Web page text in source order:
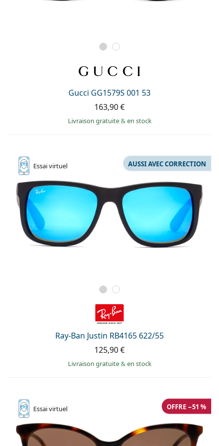
Gucci GG1579S 001 53
163,90 €
Livraison gratuite& en stock
Essaivirtuel
Ray-Ban Justin RB4165 622/55
AUSSI AVEC CORRECTION
125,90 €
Livraison gratuite& en stock
Essaivirtuel OFFRE −51 %